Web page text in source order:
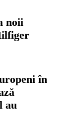
noii
în
au